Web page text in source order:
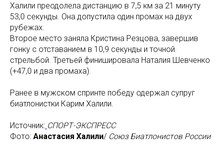
Халили преодолела дистанцию в 7,5 км за 21 минуту
53,0 секунды. Она допустила один промах на двух
рубежах.
Второе место заняла Кристина Резцова, завершив
гонку с отставанием в 10,9 секунды и точной
стрельбой. Третьей финишировала Наталия Шевченко
(+47,0 и два промаха).
Ранее в мужском спринте победу одержал супруг
биатлонистки Карим Халили.
Источник: СПОРТ-ЭКСПРЕСС
Фото: Анастасия Халили/ Союз Биатлонистов России